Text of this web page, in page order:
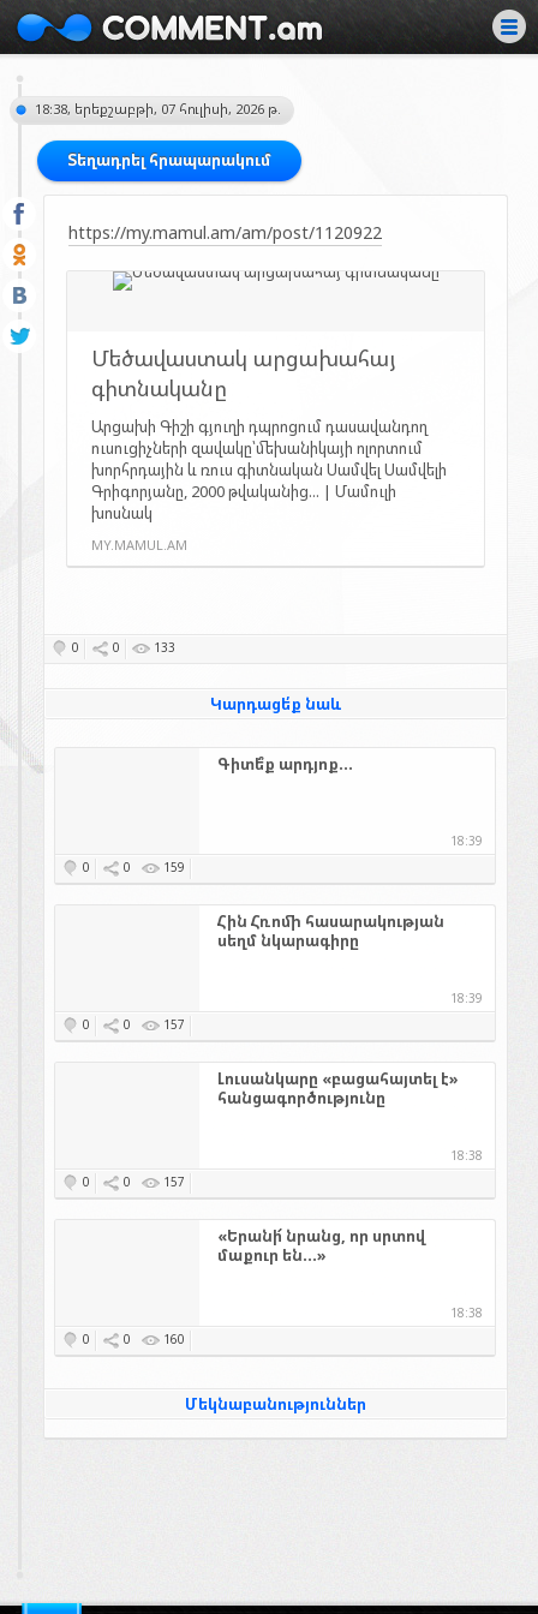
18:38, երեքշաբթի, 07 հուլիսի, 2026 թ.
Տեղադրել հրապարակում
https://my.mamul.am/am/post/1120922
Մեծավաստակ արցախահայ
գիտնականը
Արցախի Գիշի գյուղի դպրոցում դասավանդող
ուսուցիչների զավակը՝մեխանիկայի ոլորտում
խորհրդային և ռուս գիտնական Սամվել Սամվելի
Գրիգորյանը, 2000 թվականից... | Մամուլի
խոսնակ
MY.MAMUL.AM
0 0 133
Կարդացե՛ք նաև
Գիտե՞ք արդյոք...
18:39
0
0 159
Հին Հռոմի հասարակության
սեղմ նկարագիրը
18:39
0
0 157
Լուսանկարը «բացահայտել է»
հանցագործությունը
18:38
0
0 157
«Երանի՜ նրանց, որ սրտով
մաքուր են...»
18:38
0
0 160
Մեկնաբանություններ